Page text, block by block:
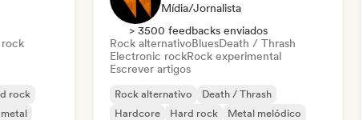
rock
Mídia/Jornalista
> 3500 feedbacks enviados
Rock alternativoBluesDeath / Thrash
Electronic rockRock experimental
Escrever artigos
Rock alternativo
Death / Thrash
Hardcore
Hard rock
Metal melódico